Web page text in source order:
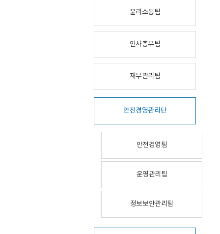
윤리소통팀
인사총무팀
재무관리팀
안전경영관리단
안전경영팀
운영관리팀
정보보안관리팀